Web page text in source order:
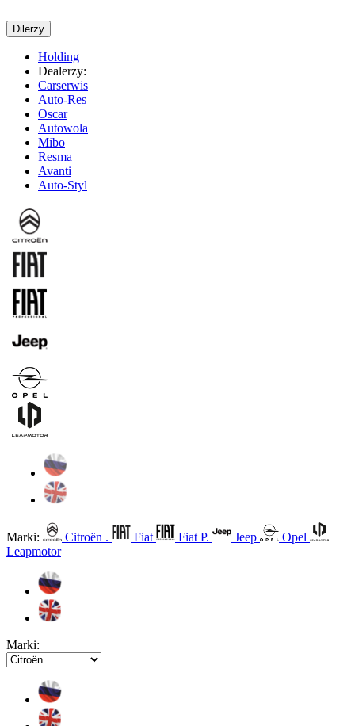
Dilerzy
Holding
Dealerzy:
Carserwis
Auto-Res
Oscar
Autowola
Mibo
Resma
Avanti
Auto-Styl
Marki: Citroën . Fiat Fiat P. Jeep
Opel
Leapmotor
Marki: